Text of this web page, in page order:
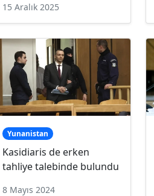
15 Aralık 2025
Yunanistan
Kasidiaris de erken
tahliye talebinde bulundu
8 Mayıs 2024